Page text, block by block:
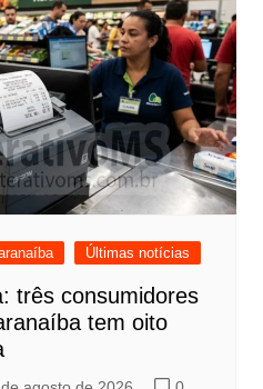
Últimas notícias
três consumidores
tem oito